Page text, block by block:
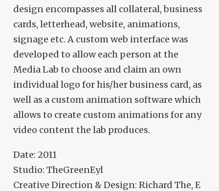
design encompasses all collateral, business
cards, letterhead, website, animations,
signage etc. A custom web interface was
developed to allow each person at the
Media Lab to choose and claim an own
individual logo for his/her business card, as
well as a custom animation software which
allows to create custom animations for any
video content the lab produces.
Date: 2011
Studio: TheGreenEyl
Creative Direction & Design: Richard The, E